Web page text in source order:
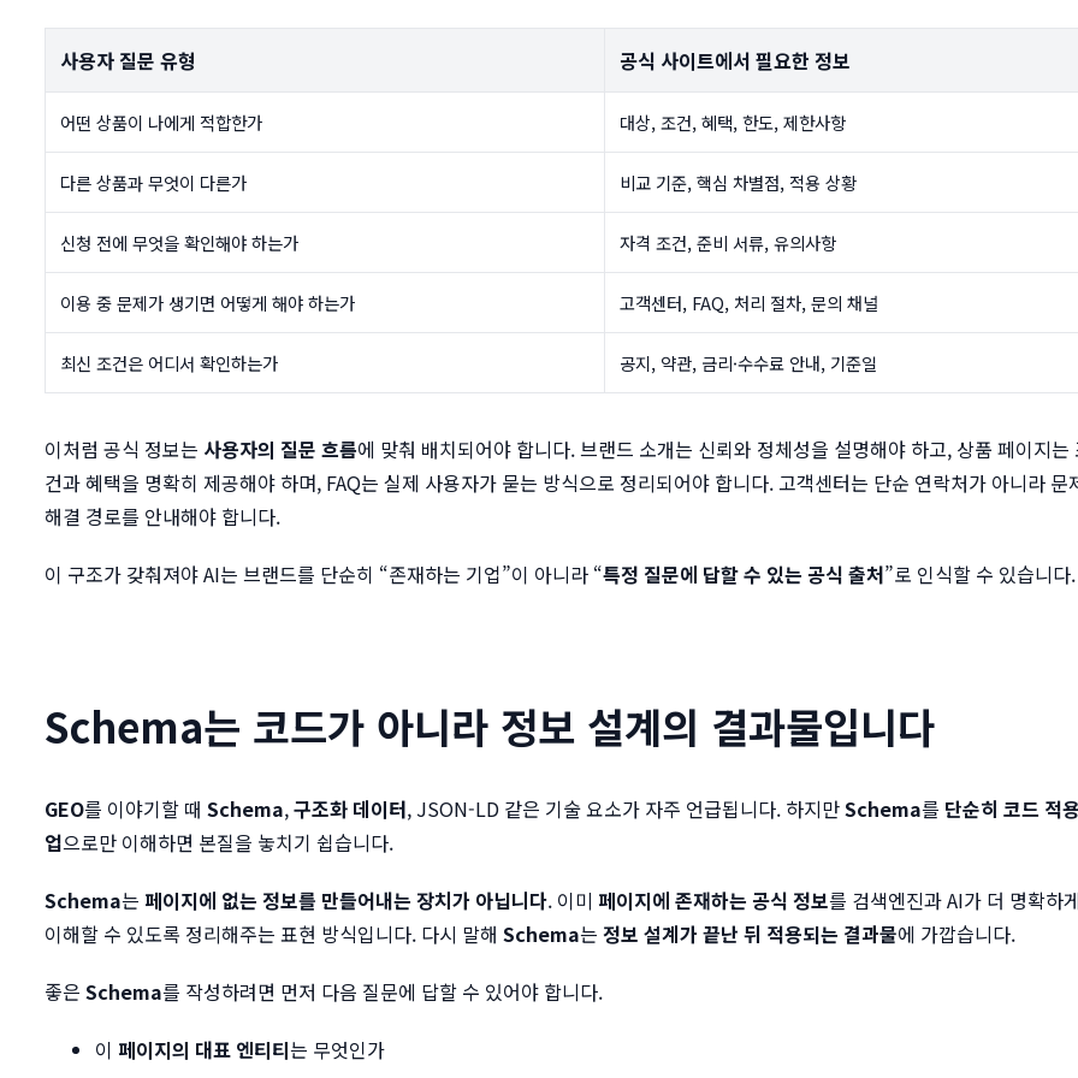
사용자 질문 유형 공식 사이트에서 필요한 정보
어떤 상품이 나에게 적합한가 대상, 조건, 혜택, 한도, 제한사항
다른 상품과 무엇이 다른가 비교 기준, 핵심 차별점, 적용 상황
신청 전에 무엇을 확인해야 하는가 자격 조건, 준비 서류, 유의사항
이용 중 문제가 생기면 어떻게 해야 하는가 고객센터, FAQ, 처리 절차, 문의 채널
최신 조건은 어디서 확인하는가 공지, 약관, 금리·수수료 안내, 기준일
이처럼 공식 정보는 사용자의 질문 흐름에 맞춰 배치되어야 합니다. 브랜드 소개는 신뢰와 정체성을 설명해야 하고, 상품 페이지는
건과 혜택을 명확히 제공해야 하며, FAQ는 실제 사용자가 묻는 방식으로 정리되어야 합니다. 고객센터는 단순 연락처가 아니라 문
해결 경로를 안내해야 합니다.
이 구조가 갖춰져야 AI는 브랜드를 단순히 “존재하는 기업”이 아니라 “특정 질문에 답할 수 있는 공식 출처”로 인식할 수 있습니다.
Schema는 코드가 아니라 정보 설계의 결과물입니다
GEO를 이야기할 때 Schema,구조화 데이터, JSON-LD 같은 기술 요소가 자주 언급됩니다. 하지만Schema를 단순히 코드 적
업으로만 이해하면 본질을 놓치기 쉽습니다.
Schema는 페이지에 없는 정보를 만들어내는 장치가 아닙니다. 이미 페이지에 존재하는 공식 정보를 검색엔진과 AI가 더 명확하
이해할 수 있도록 정리해주는 표현 방식입니다. 다시 말해 Schema는 정보 설계가 끝난 뒤 적용되는 결과물에 가깝습니다.
좋은 Schema를 작성하려면 먼저 다음 질문에 답할 수 있어야 합니다.
이 페이지의 대표 엔티티는 무엇인가